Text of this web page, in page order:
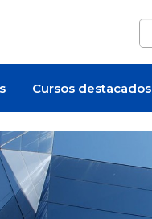
Cursos destacados